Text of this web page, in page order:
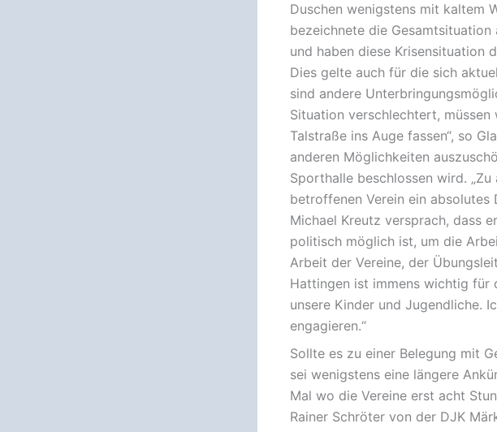
Duschen wenigstens mit kaltem
bezeichnete die Gesamtsituation
und haben diese Krisensituation
Dies gelte auch für die sich
sind andere
Situation verschlechtert,
Talstraße ins Auge fassen“, so
anderen Möglichkeiten
Sporthalle beschlossen wird.
betroffenen Verein ein absolutes
Michael Kreutz versprach, dass
politisch möglich ist, um die
Arbeit der Vereine, der
Hattingen ist immens wichtig für
unsere Kinder und Jugendliche.
engagieren.“
Sollte es zu einer Belegung mit
sei wenigstens eine längere
Mal wo die Vereine erst acht
Rainer Schröter von der DJK